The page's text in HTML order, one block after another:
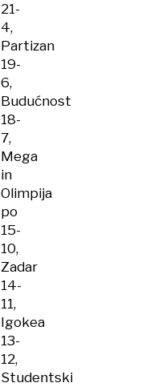
21-
4,
Partizan
19-
6,
Budućnost
18-
7,
Mega
in
Olimpija
po
15-
10,
Zadar
14-
11,
Igokea
13-
12,
Studentski